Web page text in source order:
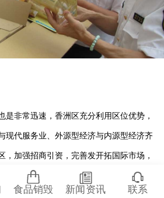
是非常迅速，香洲区充分利用区位优势，
现代服务业、外源型经济与内源型经济齐
，加强招商引资，完善发开拓国际市场，
定良好的基础，香洲区经济在又快又好的
生产增速加快，现在也是有越来越多的人
食品销毁 新闻资讯 联系